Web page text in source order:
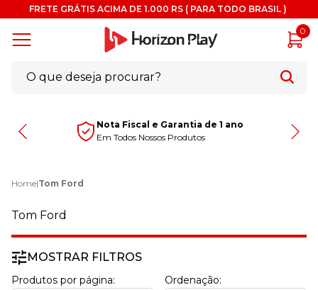
FRETE GRÁTIS ACIMA DE 1.000 RS ( PARA TODO BRASIL )
0
Nota Fiscal e Garantia de 1 ano
Em Todos Nossos Produtos
Home|Tom Ford
Tom Ford
MOSTRAR FILTROS
Produtos por página: Ordenação: